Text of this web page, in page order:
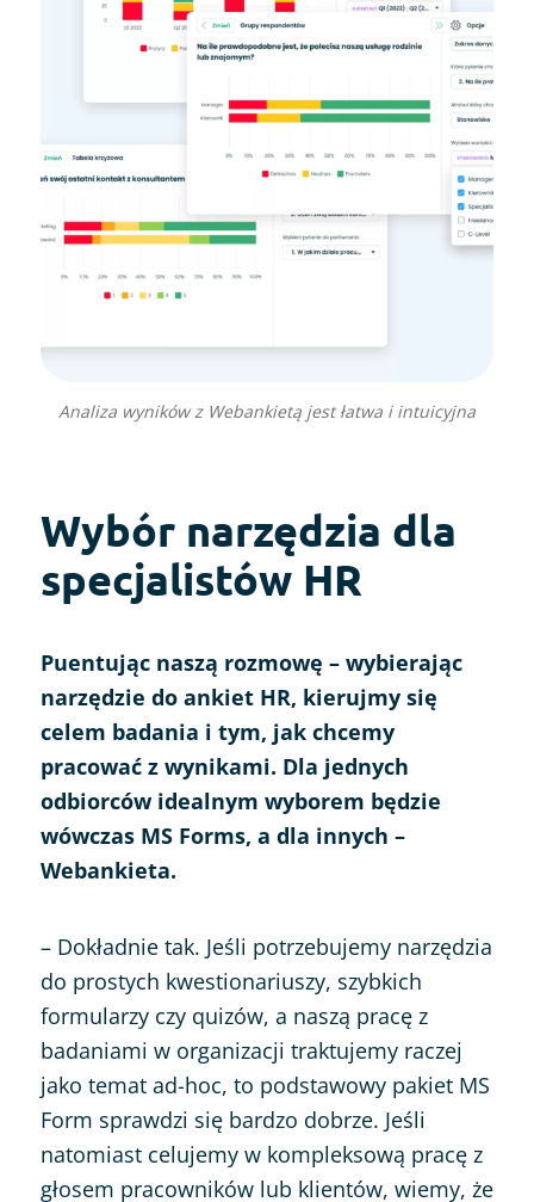
Analiza wyników z Webankietą jest łatwa i intuicyjna
Wybór narzędzia dla
specjalistów HR
Puentując naszą rozmowę – wybierając
narzędzie do ankiet HR, kierujmy się
celem badania i tym, jak chcemy
pracować z wynikami. Dla jednych
odbiorców idealnym wyborem będzie
wówczas MS Forms, a dla innych –
Webankieta.
– Dokładnie tak. Jeśli potrzebujemy narzędzia
do prostych kwestionariuszy, szybkich
formularzy czy quizów, a naszą pracę z
badaniami w organizacji traktujemy raczej
jako temat ad-hoc, to podstawowy pakiet MS
Form sprawdzi się bardzo dobrze. Jeśli
natomiast celujemy w kompleksową pracę z
głosem pracowników lub klientów, wiemy, że